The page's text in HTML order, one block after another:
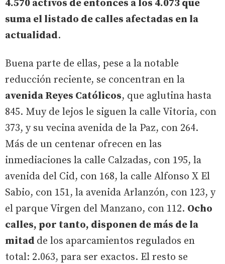
4.570 activos de entonces a los 4.073 que
suma el listado de calles afectadas en la
actualidad.
Buena parte de ellas, pese a la notable
reducción reciente, se concentran en la
avenida Reyes Católicos, que aglutina hasta
845. Muy de lejos le siguen la calle Vitoria, con
373, y su vecina avenida de la Paz, con 264.
Más de un centenar ofrecen en las
inmediaciones la calle Calzadas, con 195, la
avenida del Cid, con 168, la calle Alfonso X El
Sabio, con 151, la avenida Arlanzón, con 123, y
el parque Virgen del Manzano, con 112. Ocho
calles, por tanto, disponen de más de la
mitad de los aparcamientos regulados en
total: 2.063, para ser exactos. El resto se